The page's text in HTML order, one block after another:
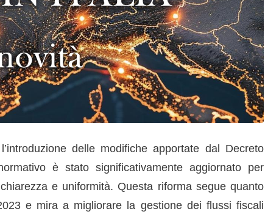
delle modifiche apportate dal Decreto
è stato significativamente aggiornato per
e uniformità. Questa riforma segue quanto
e mira a migliorare la gestione dei flussi fiscali